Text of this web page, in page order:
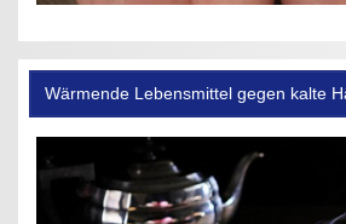
Wärmende Lebensmittel gegen kalte